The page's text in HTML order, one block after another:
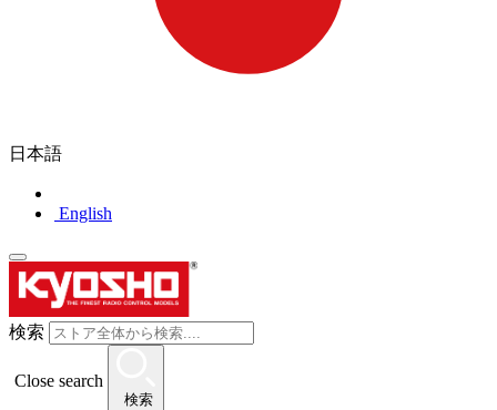
日本語
English
検索
Close search
検索